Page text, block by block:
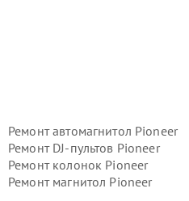
Ремонт автомагнитол Pioneer
Ремонт DJ-пультов Pioneer
Ремонт колонок Pioneer
Ремонт магнитол Pioneer